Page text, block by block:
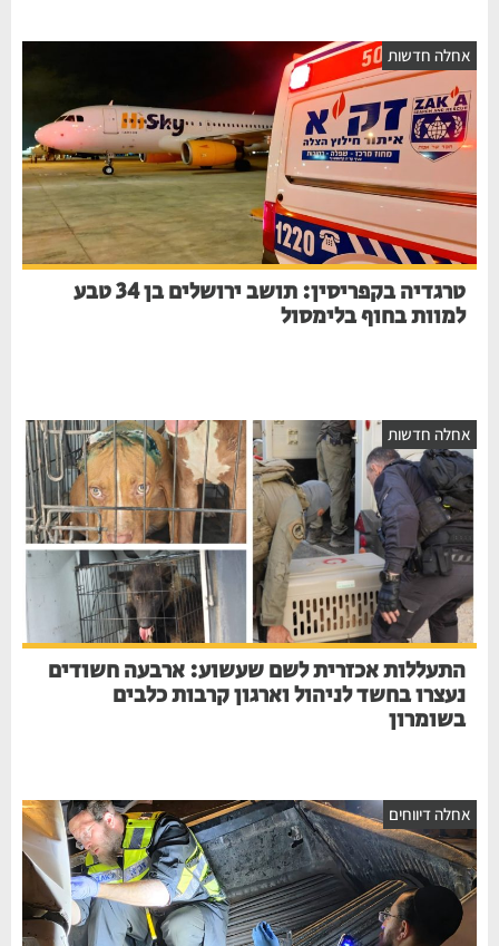
אחלה חדשות
טרגדיה בקפריסין: תושב ירושלים בן 34 טבע
למוות בחוף בלימסול
אחלה חדשות
התעללות אכזרית לשם שעשוע: ארבעה חשודים
נעצרו בחשד לניהול וארגון קרבות כלבים
בשומרון
אחלה דיווחים